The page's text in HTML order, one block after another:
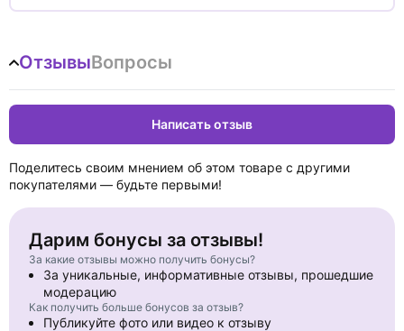
Если кадеты клюнут на приманку, то красные смогут
Гаранине сотрудника спецназа Дзержинского…
Чужой среди своих отправляется к своим, ставшим чужими.
ОтзывыВопросы
Написать отзыв
Поделитесь своим мнением об этом товаре с другими
покупателями — будьте первыми!
Дарим бонусы за отзывы!
За какие отзывы можно получить бонусы?
За уникальные, информативные отзывы, прошедшие
модерацию
Как получить больше бонусов за отзыв?
Публикуйте фото или видео к отзыву